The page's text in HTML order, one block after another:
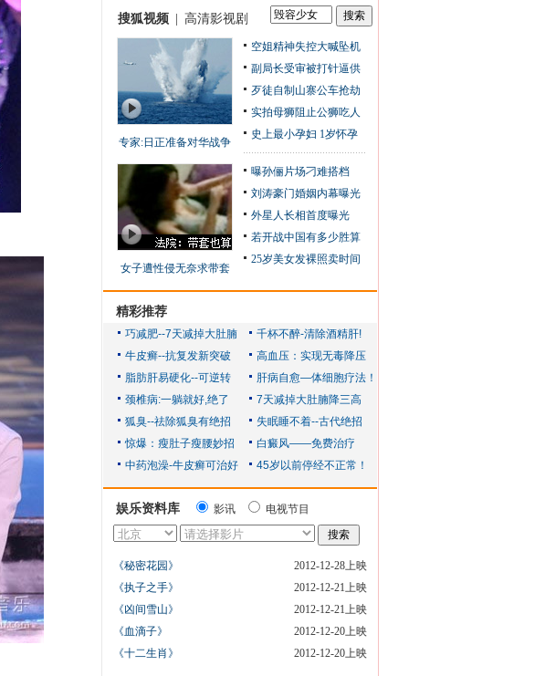
搜狐视频 高清影视剧
专家:日正准备对华战争
女子遭性侵无奈求带套
空姐精神失控大喊坠机
副局长受审被打针逼供
歹徒自制山寨公车抢劫
实拍母狮阻止公狮吃人
史上最小孕妇 1岁怀孕
曝孙俪片场刁难搭档
刘涛豪门婚姻内幕曝光
外星人长相首度曝光
若开战中国有多少胜算
25岁美女发裸照卖时间
精彩推荐
娱乐资料库 影讯 电视节目
《秘密花园》
2012-12-28上映
《执子之手》
2012-12-21上映
《凶间雪山》
2012-12-21上映
《血滴子》
2012-12-20上映
《十二生肖》
2012-12-20上映